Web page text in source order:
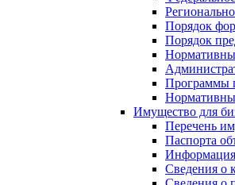
Порядок
Порядок
Программы
Имущество для
Перечень
Паспорта
Информация
Сведения о